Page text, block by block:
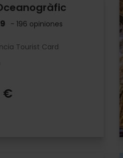
- 196 opiniones
Tourist Card
€